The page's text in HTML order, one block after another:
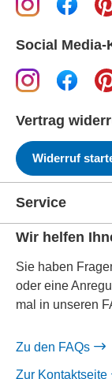
Social
Vertrag
Widerruf
Service
Wir helfen
Sie haben
oder eine
mal in unseren
Zu den FAQs
Zur Kontaktseite